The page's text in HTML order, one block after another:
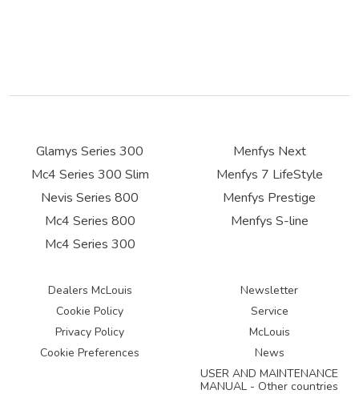
Glamys Series 300
Mc4 Series 300 Slim
Nevis Series 800
Mc4 Series 800
Mc4 Series 300
Menfys Next
Menfys 7 LifeStyle
Menfys Prestige
Menfys S-line
Dealers McLouis
Cookie Policy
Privacy Policy
Cookie Preferences
Newsletter
Service
McLouis
News
USER AND MAINTENANCE
MANUAL - Other countries